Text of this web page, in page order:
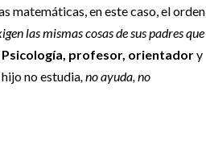
matemáticas, en este caso, el orden
las mismas cosas de sus padres que
profesor, orientadory
no estudia, no ayuda, no